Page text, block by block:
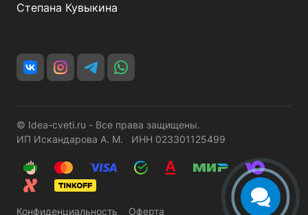
Степана Кувыкина
© Idea-cveti.ru - Все права защищены.
ИП Искандарова А. М. ИНН 023301125499
Конфиденциальность Оферта